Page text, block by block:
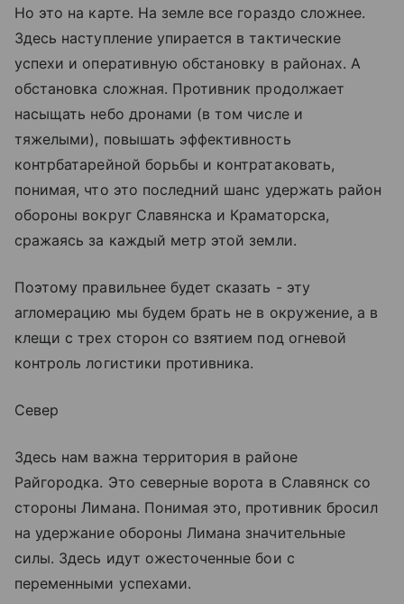
Но это на карте. На земле все гораздо сложнее.
Здесь наступление упирается в тактические
успехи и оперативную обстановку в районах. А
обстановка сложная. Противник продолжает
насыщать небо дронами (в том числе и
тяжелыми), повышать эффективность
контрбатарейной борьбы и контратаковать,
понимая, что это последний шанс удержать район
обороны вокруг Славянска и Краматорска,
сражаясь за каждый метр этой земли.
Поэтому правильнее будет сказать - эту
агломерацию мы будем брать не в окружение, а в
клещи с трех сторон со взятием под огневой
контроль логистики противника.
Север
Здесь нам важна территория в районе
Райгородка. Это северные ворота в Славянск со
стороны Лимана. Понимая это, противник бросил
на удержание обороны Лимана значительные
силы. Здесь идут ожесточенные бои с
переменными успехами.